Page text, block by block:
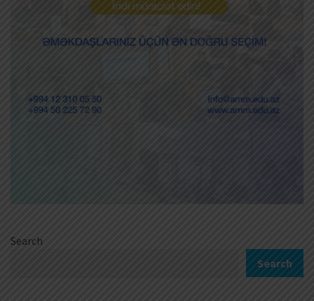
Search
Search